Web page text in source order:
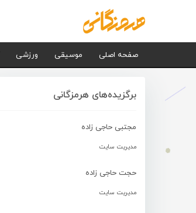
صفحه اصلی موسیقی ورزشی
برگزیده‌های هرمزگانی
مجتبی حاجی زاده
مدیریت سایت
حجت حاجی زاده
مدیریت سایت